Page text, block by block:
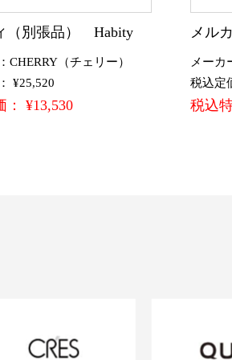
（別張品） Habity
CHERRY（チェリー）
¥25,520
： ¥13,530
メル
メーカ
税込定
税込